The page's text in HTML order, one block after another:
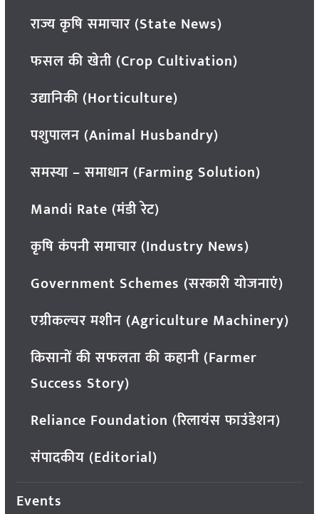
राज्य कृषि समाचार (State News)
फसल की खेती (Crop Cultivation)
उद्यानिकी (Horticulture)
पशुपालन (Animal Husbandry)
समस्या – समाधान (Farming Solution)
Mandi Rate (मंडी रेट)
कृषि कंपनी समाचार (Industry News)
Government Schemes (सरकारी योजनाएं)
एग्रीकल्चर मशीन (Agriculture Machinery)
किसानों की सफलता की कहानी (Farmer
Success Story)
Reliance Foundation (रिलायंस फाउंडेशन)
संपादकीय (Editorial)
Events